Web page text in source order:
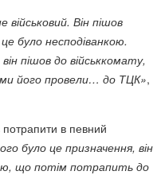
військовий. Він пішов
було несподіванкою.
пішов до військкомату,
його провели… до ТЦК»,
потрапити в певний
було це призначення, він
що потім потрапить до